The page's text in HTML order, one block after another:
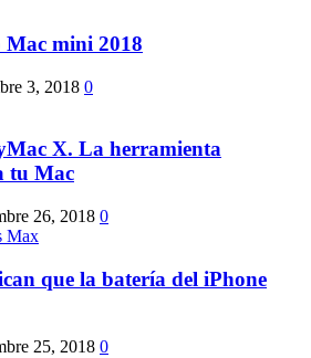
Mac mini 2018
3, 2018 0
X. La herramienta
tu Mac
26, 2018 0
que la batería del iPhone
25, 2018 0